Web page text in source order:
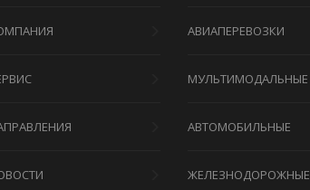
АВИАПЕРЕВОЗКИ
МУЛЬТИМОДАЛЬНЫЕ
АВТОМОБИЛЬНЫЕ
ЖЕЛЕЗНОДОРОЖНЫЕ